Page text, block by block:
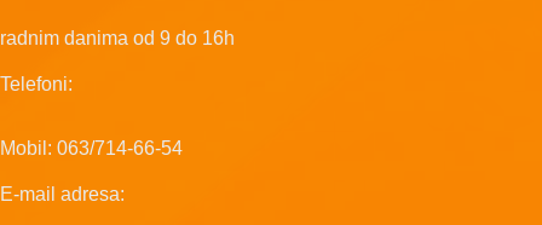
radnim danima od 9 do 16h
Telefoni:
Mobil: 063/714-66-54
E-mail adresa: